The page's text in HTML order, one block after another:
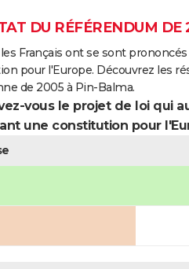
DU RÉFÉRENDUM
les Français ont se sont
pour l'Europe. Découvrez les
de 2005 à Pin-Balma.
vous le projet de loi qui
une constitution pour